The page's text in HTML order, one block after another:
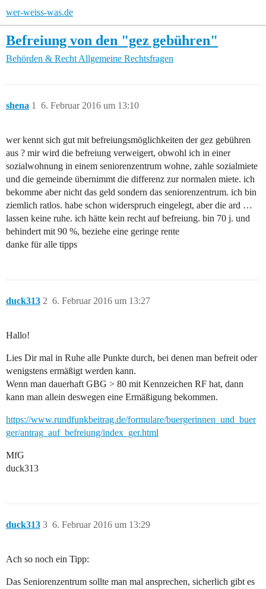
wer-weiss-was.de
Befreiung von den "gez gebühren"
Behörden & Recht Allgemeine Rechtsfragen
shena 6. Februar 2016 um 13:10
1
wer kennt sich gut mit befreiungsmöglichkeiten der gez gebühren
aus ? mir wird die befreiung verweigert, obwohl ich in einer
sozialwohnung in einem seniorenzentrum wohne, zahle sozialmiete
und die gemeinde übernimmt die differenz zur normalen miete. ich
bekomme aber nicht das geld sondern das seniorenzentrum. ich bin
ziemlich ratlos. habe schon widerspruch eingelegt, aber die ard …
lassen keine ruhe. ich hätte kein recht auf befreiung. bin 70 j. und
behindert mit 90 %, beziehe eine geringe rente
danke für alle tipps
duck313 6. Februar 2016 um 13:27
2
Hallo!
Lies Dir mal in Ruhe alle Punkte durch, bei denen man befreit oder
wenigstens ermäßigt werden kann.
Wenn man dauerhaft GBG > 80 mit Kennzeichen RF hat, dann
kann man allein deswegen eine Ermäßigung bekommen.
https://www.rundfunkbeitrag.de/formulare/buergerinnen_und_buer
ger/antrag_auf_befreiung/index_ger.html
MfG
duck313
duck313 6. Februar 2016 um 13:29
3
Ach so noch ein Tipp:
Das Seniorenzentrum sollte man mal ansprechen, sicherlich gibt es